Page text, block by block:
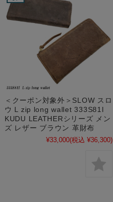
＜クーポン対象外＞SLOW スロ
ウ L zip long wallet 333S81I
KUDU LEATHERシリーズ メン
ズ レザー ブラウン 革財布
¥33,000(税込 ¥36,300)